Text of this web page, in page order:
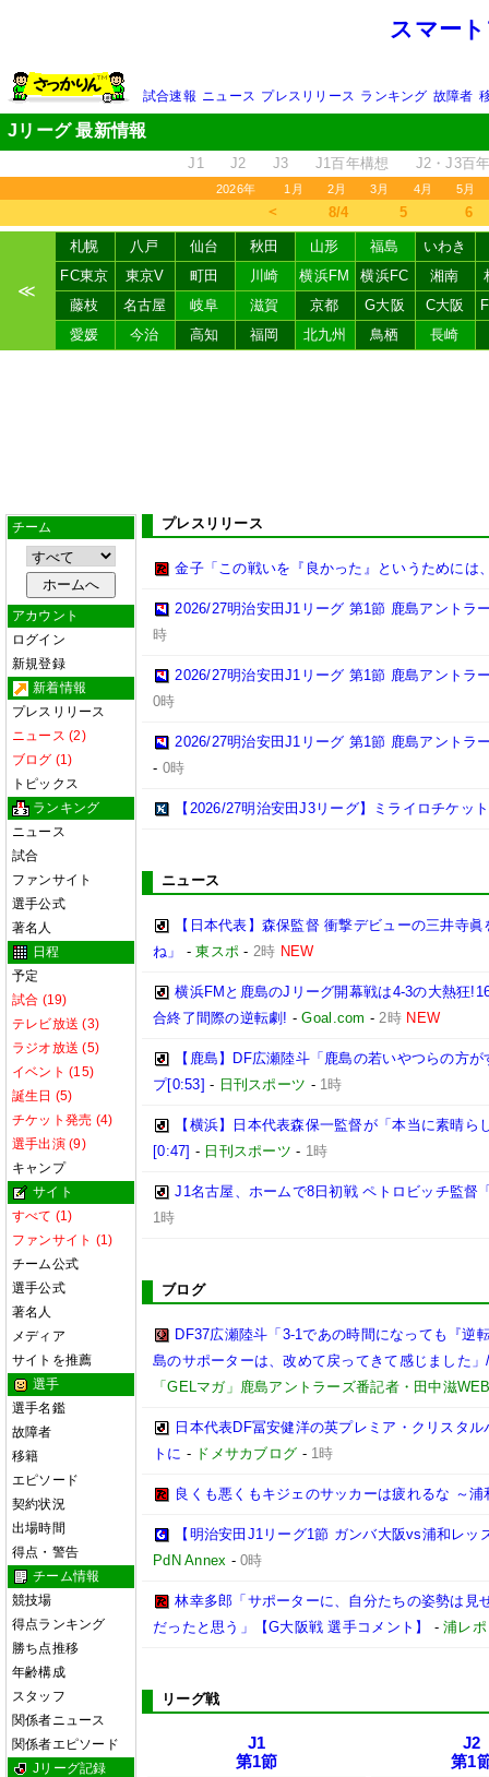
スマー
試合速報 ニュース プレスリリース ランキング 故障者
Jリーグ 最新情報
J1 J2 J3 J1百年構想 J2・J3百
2026年 1月 2月 3月 4月 5月
＜ 8/4 5 6
≪
札幌 八戸 仙台 秋田 山形 福島
いわき
FC東京
東京V 町田 川崎 横浜FM 横浜FC 湘南
藤枝
名古屋 岐阜 滋賀 京都 G大阪 C大阪
愛媛
今治 高知 福岡 北九州 鳥栖 長崎
チーム
アカウント
ログイン
新規登録
新着情報
プレスリリース
ニュース (2)
ブログ (1)
トピックス
ランキング
ニュース
試合
ファンサイト
選手公式
著名人
日程
予定
試合 (19)
テレビ放送 (3)
ラジオ放送 (5)
イベント (15)
誕生日 (5)
チケット発売 (4)
選手出演 (9)
キャンプ
サイト
すべて (1)
ファンサイト (1)
チーム公式
選手公式
著名人
メディア
サイトを推薦
選手
選手名鑑
故障者
移籍
エピソード
契約状況
出場時間
得点・警告
チーム情報
競技場
得点ランキング
勝ち点推移
年齢構成
スタッフ
関係者ニュース
関係者エピソード
Jリーグ記録
プレスリリース
金子「この戦いを『良かった』というためには
2026/27明治安田J1リーグ 第1節 鹿島アントラ
時
2026/27明治安田J1リーグ 第1節 鹿島アントラ
0時
2026/27明治安田J1リーグ 第1節 鹿島アントラ
- 0時
【2026/27明治安田J3リーグ】ミライロチケッ
ニュース
【日本代表】森保監督 衝撃デビューの三井寺
ね」
-東スポ - 2時 NEW
横浜FMと鹿島のJリーグ開幕戦は4-3の大熱狂
合終了間際の逆転劇! -Goal.com -2時 NEW
【鹿島】DF広瀬陸斗「鹿島の若いやつらの方
プ[0:53] - 日刊スポーツ - 1時
【横浜】日本代表森保一監督が「本当に素晴
[0:47] - 日刊スポーツ - 1時
J1名古屋、ホームで8日初戦 ペトロビッチ監督
1時
ブログ
DF37広瀬陸斗「3-1であの時間になっても『逆
島のサポーターは、改めて戻ってきて感じました
「GELマガ」鹿島アントラーズ番記者・田中滋
日本代表DF冨安健洋の英プレミア・クリスタ
トに - ドメサカブログ - 1時
良くも悪くもキジェのサッカーは疲れるな ～
【明治安田J1リーグ1節 ガンバ大阪vs浦和レ
PdN Annex -0時
林幸多郎「サポーターに、自分たちの姿勢は見
だったと思う」【G大阪戦 選手コメント】
-浦レ
リーグ戦
J1
第1節
J2
第1